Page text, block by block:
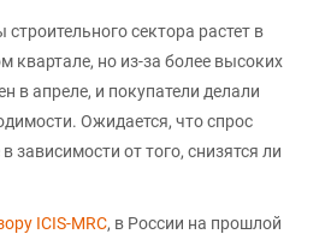
сектора растет в
квартале, но из-за более высоких
в апреле, и покупатели делали
Ожидается, что спрос
зависимости от того, снизятся ли
ICIS-MRC, в России на прошлой